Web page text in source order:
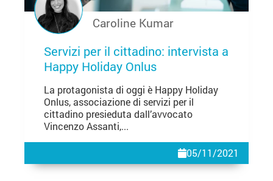
Servizi per il cittadino: intervista a
Happy Holiday Onlus
La protagonista di oggi è Happy Holiday
Onlus, associazione di servizi per il
cittadino presieduta dall’avvocato
Vincenzo Assanti,...
Caroline Kumar
05/11/2021